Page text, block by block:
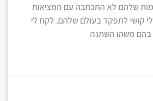
שלהם לא התכתבה עם המציאות
לי קושי לתפקד בעולם שלהם. לקח לי
בהם משהו השתנה